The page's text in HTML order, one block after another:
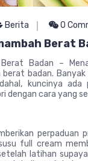
Berita 0
Berat
Berat Badan –
badan.
kuncinya ada
dengan cara yang
perpaduan
full cream
latihan